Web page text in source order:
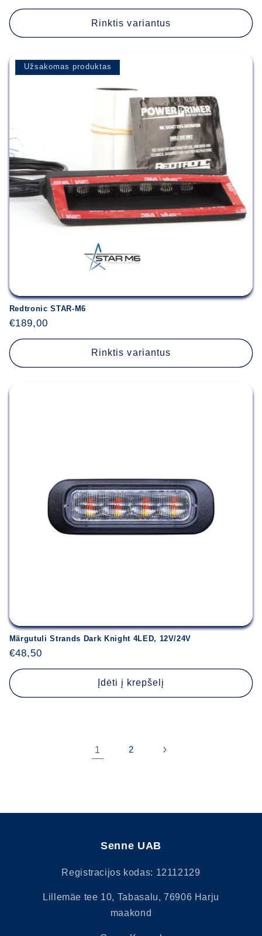
kaina
Rinktis variantus
Užsakomas produktas
Redtronic STAR-M6
Įprasta
kaina
€189,00
Rinktis variantus
Märgutuli Strands Dark Knight 4LED, 12V/24V
Įprasta
kaina
€48,50
Įdėti į krepšelį
1 2
Senne UAB
Registracijos kodas: 12112129
Lillemäe tee 10, Tabasalu, 76906 Harju
maakond